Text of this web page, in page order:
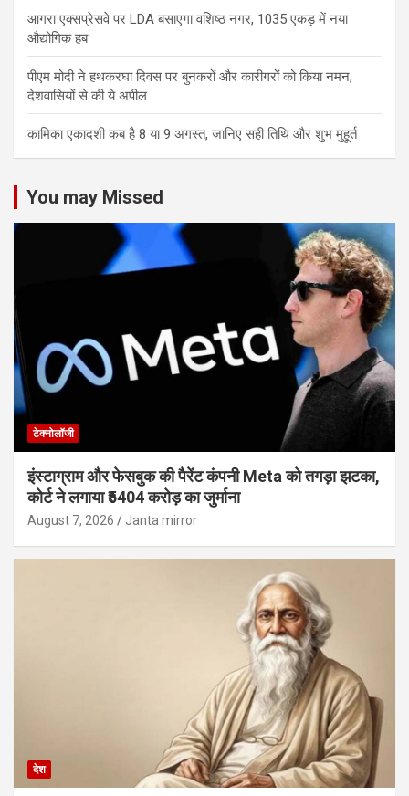
आगरा एक्सप्रेसवे पर LDA बसाएगा वशिष्ठ नगर, 1035 एकड़ में नया
औद्योगिक हब
पीएम मोदी ने हथकरघा दिवस पर बुनकरों और कारीगरों को किया नमन,
देशवासियों से की ये अपील
कामिका एकादशी कब है 8 या 9 अगस्त, जानिए सही तिथि और शुभ मुहूर्त
You may Missed
टेक्नोलॉजी
इंस्टाग्राम और फेसबुक की पैरेंट कंपनी Meta को तगड़ा झटका,
कोर्ट ने लगाया ₹5404 करोड़ का जुर्माना
August 7, 2026 Janta mirror
देश